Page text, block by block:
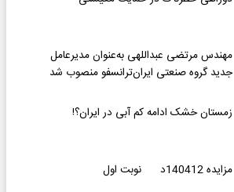
مهندس مرتضی عبداللهی به‌عنوان مدیرعامل
جدید گروه صنعتی ایران‌ترانسفو منصوب شد
زمستان خشک ادامه کم آبی در ایران؟!
مزایده 140412د نوبت اول